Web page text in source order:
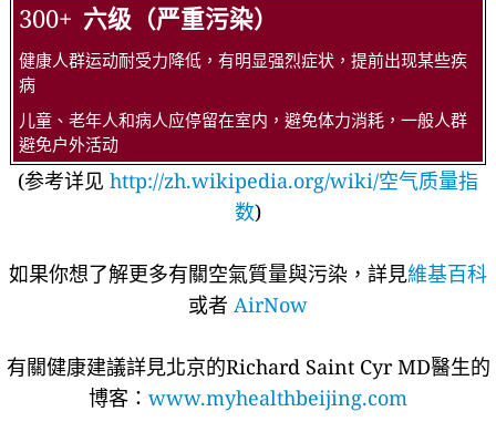
300+ 六级（严重污染）
健康人群运动耐受力降低，有明显强烈症状，提前出现某些疾
病
儿童、老年人和病人应停留在室内，避免体力消耗，一般人群
避免户外活动
(参考详见 http://zh.wikipedia.org/wiki/空气质量指
数)
如果你想了解更多有關空氣質量與污染，詳見維基百科
或者 AirNow
有關健康建議詳​​見北京的Richard Saint Cyr MD醫生的
博客： www.myhealthbeijing.com